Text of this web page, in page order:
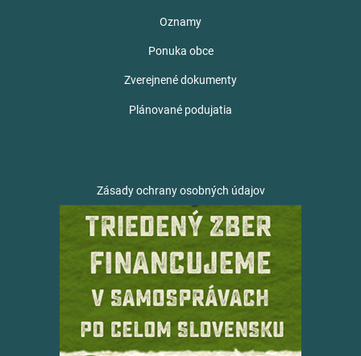
Oznamy
Ponuka obce
Zverejnené dokumenty
Plánované podujatia
Zásady ochrany osobných údajov